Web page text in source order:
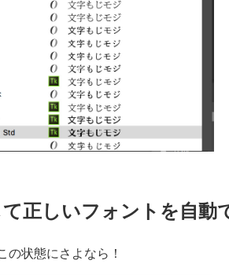
正しいフォントを自動
の状態にさよなら！